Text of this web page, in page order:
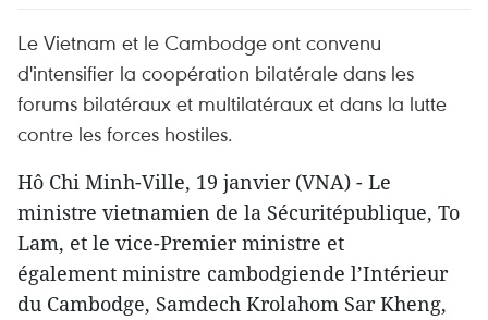
Le Vietnam et le Cambodge ont convenu
d'intensifier la coopération bilatérale dans les
forums bilatéraux et multilatéraux et dans la lutte
contre les forces hostiles.
Hô Chi Minh-Ville, 19 janvier (VNA) - Le
ministre vietnamien de la Sécuritépublique, To
Lam, et le vice-Premier ministre et
également ministre cambodgiende l’Intérieur
du Cambodge, Samdech Krolahom Sar Kheng,